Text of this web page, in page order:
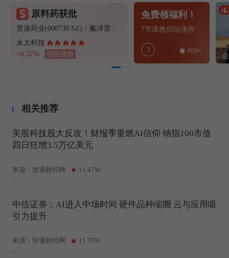
原料药获批
永太科技
+0.57%
陆股通增
免费领福利！
7节课教你玩涨停
相关推荐
美股科技股大反攻！财报季重燃AI信仰 纳指100市值
四日狂增3.5万亿美元
来源：智通财经网 11.47W
中信证券：AI进入中场时间 硬件品种缩圈 云与应用吸
引力提升
来源：智通财经网 11.70W